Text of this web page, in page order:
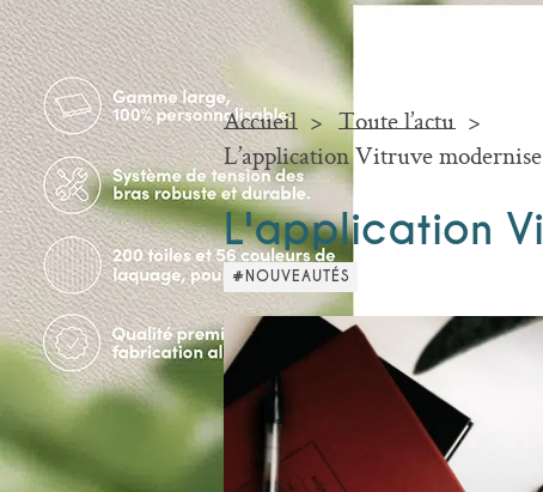
Accueil
Toute l’actu
L’application Vitruve
L'application
#NOUVEAUTÉS